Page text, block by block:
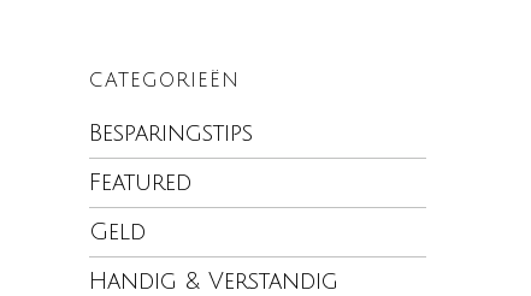
CATEGORIEËN
Besparingstips
Featured
Geld
Handig & Verstandig